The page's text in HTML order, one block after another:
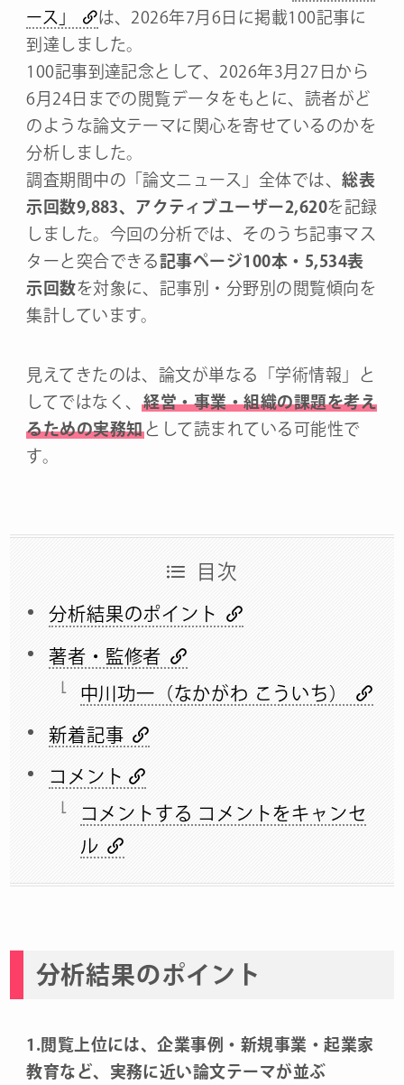
ース」
は、2026年7月6日に掲載100記事に
到達しました。
100記事到達記念として、2026年3月27日から
6月24日までの閲覧データをもとに、読者がど
のような論文テーマに関心を寄せているのかを
分析しました。
調査期間中の「論文ニュース」全体では、総表
示回数9,883、アクティブユーザー2,620を記録
しました。今回の分析では、そのうち記事マス
ターと突合できる記事ページ100本・5,534表
示回数を対象に、記事別・分野別の閲覧傾向を
集計しています。
見えてきたのは、論文が単なる「学術情報」と
してではなく、経営・事業・組織の課題を考え
るための実務知として読まれている可能性で
す。
目次
分析結果のポイント
著者・監修者
中川功一（なかがわ こういち）
新着記事
コメント
コメントする コメントをキャンセ
ル
分析結果のポイント
1.閲覧上位には、企業事例・新規事業・起業家
教育など、実務に近い論文テーマが並ぶ